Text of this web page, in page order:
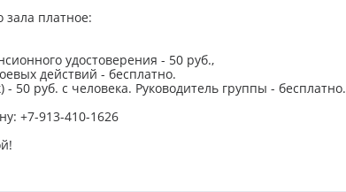
платное:
удостоверения - 50 руб.,
действий - бесплатно.
50 руб. с человека. Руководитель группы - бесплатно.
+7-913-410-1626